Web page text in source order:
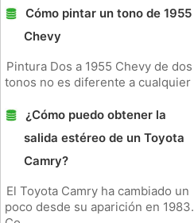
Cómo pintar un tono de 1955
Chevy
Pintura Dos a 1955 Chevy de dos
tonos no es diferente a cualquier
¿Cómo puedo obtener la
salida estéreo de un Toyota
Camry?
El Toyota Camry ha cambiado un
poco desde su aparición en 1983.